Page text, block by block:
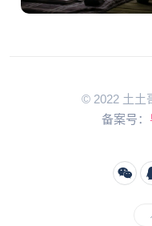
© 2022 土土
备案号：